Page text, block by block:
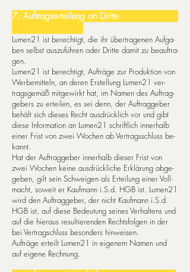
7. Auf­trags­er­tei­lung an Drit­te
Lumen21 ist be­rech­tigt, die ihr über­tra­ge­nen Auf­ga­
ben selbst aus­zu­füh­ren oder Drit­te da­mit zu be­auf­tra­
gen.
Lumen21 ist be­rech­tigt, Auf­trä­ge zur Pro­duk­ti­on von
Wer­be­mit­teln, an de­ren Er­stel­lung Lumen21 ver­
trags­ge­mäß mit­ge­wirkt hat, im Na­men des Auf­trag­
ge­bers zu er­tei­len, es sei denn, der Auf­trag­ge­ber
be­hält sich die­ses Recht aus­drück­lich vor und gibt
die­se In­for­ma­ti­on an Lumen21 schrif­tlich in­ner­halb
ei­ner Frist von zwei Wo­chen ab Ver­trags­schluss be­
kannt.
Hat der Auf­trag­ge­ber in­ner­halb die­ser Frist von
zwei Wo­chen kei­ne aus­drück­li­che Er­klä­rung ab­ge­
ge­ben, gilt sein Schwei­gen als Er­tei­lung ei­ner Voll­
macht, so­weit er Kauf­mann i.S.d. HGB ist. Lumen21
wird den Auf­trag­ge­ber, der nicht Kauf­mann i.S.d.
HGB ist, auf diese Be­deu­tung seines Ver­hal­tens und
auf die hie­raus resultierenden Rechtsfolgen in der
bei Vertragschluss besonders hinweisen.
Auf­träge er­teilt Lumen21 in ei­ge­ne­m Na­men und
auf ei­ge­ne Rech­nung.